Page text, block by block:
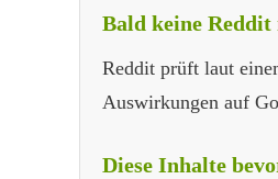
Bald keine
Reddit prüft laut
Auswirkungen auf
Diese Inhalte